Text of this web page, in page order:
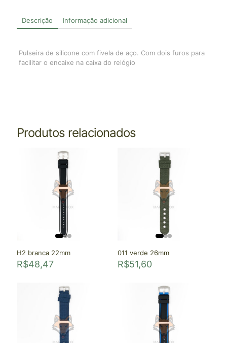
Descrição Informação adicional
Pulseira de silicone com fivela de aço. Com dois furos para
facilitar o encaixe na caixa do relógio
Produtos relacionados
H2 branca 22mm
R$48,47
011 verde 26mm
R$51,60